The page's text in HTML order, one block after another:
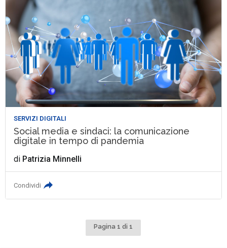
SERVIZI DIGITALI
Social media e sindaci: la comunicazione
digitale in tempo di pandemia
di Patrizia Minnelli
Condividi
Pagina 1 di 1